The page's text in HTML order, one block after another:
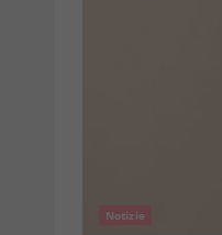
Notizie